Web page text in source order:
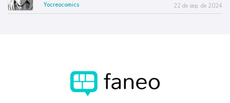
Yocreocomics 22 de sep. de 2024